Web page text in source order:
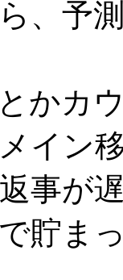
、予
かカ
イン
事が
貯ま